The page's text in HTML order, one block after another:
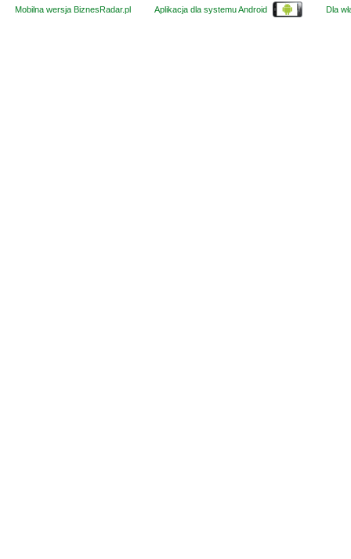
Mobilna wersja BiznesRadar.pl
Aplikacja dla systemu Android Dla